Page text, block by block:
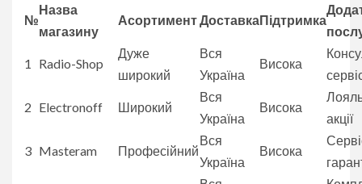
№
Назва
магазину
Асортимент ДоставкаПідтримка
1 Radio-Shop
Дуже
широкий
Вся
Україна
Висока
2 Electronoff Широкий
Вся
Україна
Висока
акції
3 Masteram Професійний
Вся
Україна
Висока